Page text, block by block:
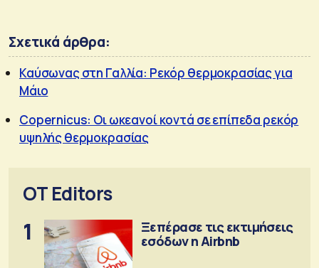
Σχετικά άρθρα:
Καύσωνας στη Γαλλία: Ρεκόρ θερμοκρασίας για
Μάιο
Copernicus: Οι ωκεανοί κοντά σε επίπεδα ρεκόρ
υψηλής θερμοκρασίας
OT Editors
1
Ξεπέρασε τις εκτιμήσεις
εσόδων η Airbnb